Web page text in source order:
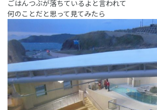
ごはんつぶが落ちているよと言われて
何のことだと思って見てみたら